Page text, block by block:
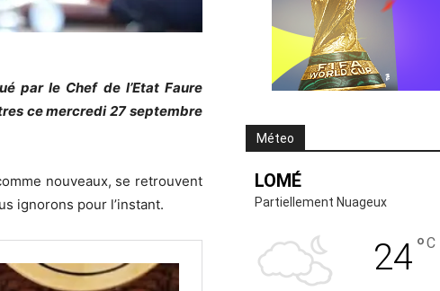
par le Chef de l’Etat Faure
ce mercredi 27 septembre
nouveaux, se retrouvent
ignorons pour l’instant.
Méteo
LOMÉ
Partiellement Nuageux
24°C